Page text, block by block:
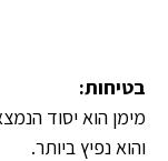
בטיחות:
מימן הוא יסוד
והוא נפיץ ביותר.